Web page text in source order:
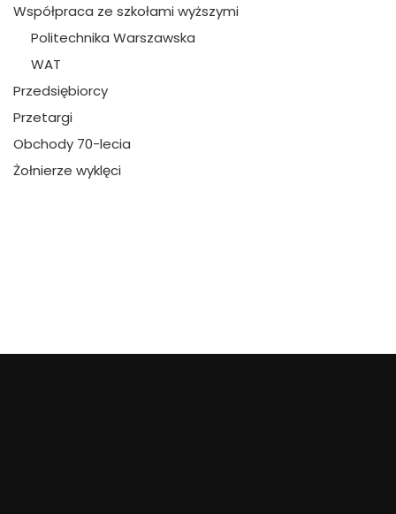
Współpraca ze szkołami wyższymi
Politechnika Warszawska
WAT
Przedsiębiorcy
Przetargi
Obchody 70-lecia
Żołnierze wyklęci